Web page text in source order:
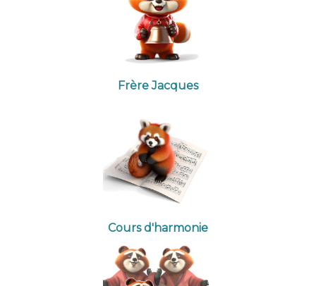
Frère Jacques
Cours d'harmonie